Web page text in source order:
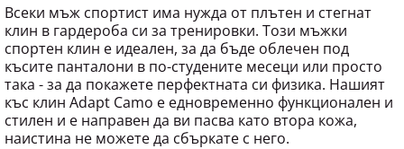
Всеки мъж спортист има нужда от плътен и стегнат
клин в гардероба си за тренировки. Този мъжки
спортен клин е идеален, за да бъде облечен под
късите панталони в по-студените месеци или просто
така - за да покажете перфектната си физика. Нашият
къс клин Adapt Camo е едновременно функционален и
стилен и е направен да ви пасва като втора кожа,
наистина не можете да сбъркате с него.